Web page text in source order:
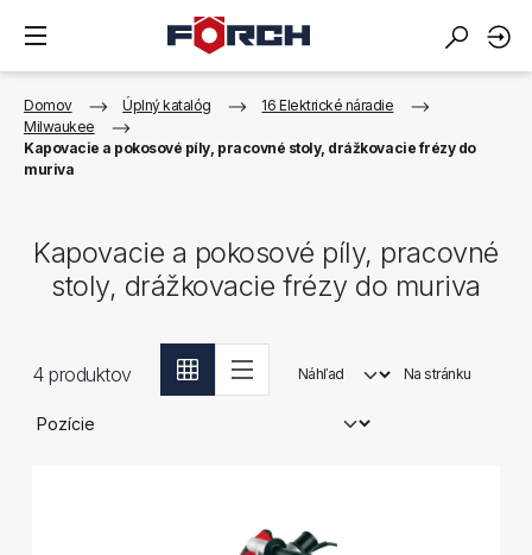
Domov Úplný katalóg
16 Elektrické náradie
Milwaukee
Kapovacie a pokosové píly, pracovné stoly, drážkovacie frézy do
muriva
Kapovacie a pokosové píly, pracovné
stoly, drážkovacie frézy do muriva
4produktov Náhľad Na stránku